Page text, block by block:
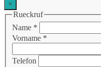
×
Rueckruf
Name *
Vorname *
Telefon